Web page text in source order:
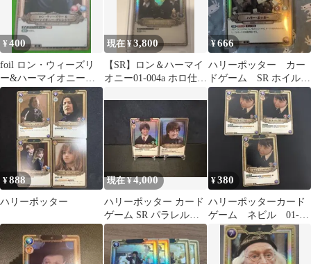
¥400
foil ロン・ウィーズリ
ー&ハーマイオニー・
グレンジャー SR 1枚
現在 ¥3,800
【SR】ロン＆ハーマイ
オニー01-004a ホロ仕様
¥666
ハリーポッター カー
ドゲーム SR ホイル
01-012
¥888
ハリーポッター
現在 ¥4,000
ハリーポッター カード
ゲーム SR パラレル 2
枚セット グリフィン
ドール
¥380
ハリーポッターカード
ゲーム ネビル 01-
005 3枚セット SR